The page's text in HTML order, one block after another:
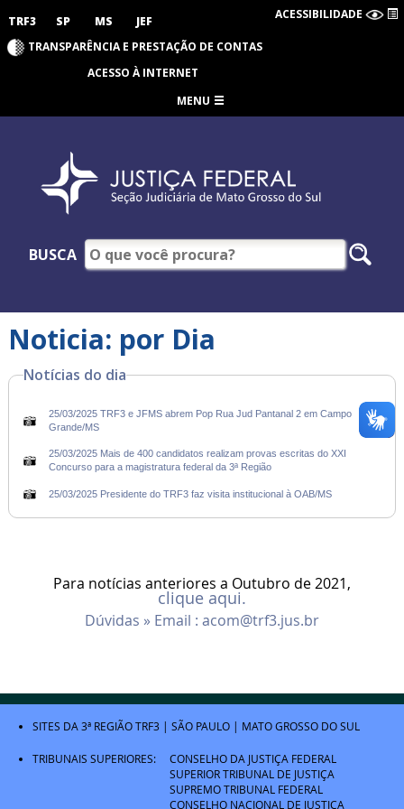
TRF3 SP MS JEF ACESSIBILIDADE
TRANSPARÊNCIA E PRESTAÇÃO DE CONTAS
ACESSO À INTERNET
MENU
BUSCA
Noticia: por Dia
Notícias do dia
25/03/2025 TRF3 e JFMS abrem Pop Rua Jud Pantanal 2 em Campo
Grande/MS
25/03/2025 Mais de 400 candidatos realizam provas escritas do XXI
Concurso para a magistratura federal da 3ª Região
25/03/2025 Presidente do TRF3 faz visita institucional à OAB/MS
Para notícias anteriores a Outubro de 2021,
clique aqui.
Dúvidas » Email : acom@trf3.jus.br
SITES DA 3ª REGIÃOTRF3 | SÃO PAULO | MATO GROSSO DO SUL
TRIBUNAIS SUPERIORES:
CONSELHO DA JUSTIÇA FEDERAL
SUPERIOR TRIBUNAL DE JUSTIÇA
SUPREMO TRIBUNAL FEDERAL
CONSELHO NACIONAL DE JUSTIÇA